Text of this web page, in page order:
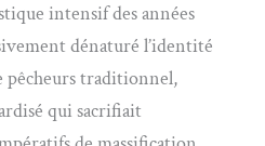
intensif des années
dénaturé l’identité
pêcheurs traditionnel,
qui sacrifiait